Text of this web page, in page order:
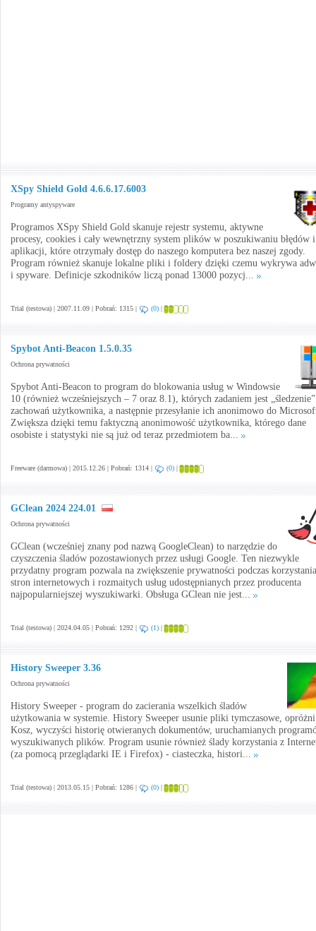
XSpy Shield Gold 4.6.6.17.6003
Programy antyspyware
Programos XSpy Shield Gold skanuje rejestr systemu, aktywne
procesy, cookies i cały wewnętrzny system plików w poszukiwaniu błędów i
aplikacji, które otrzymały dostęp do naszego komputera bez naszej zgody.
Program również skanuje lokalne pliki i foldery dzięki czemu wykrywa
i spyware. Definicje szkodników liczą ponad 13000 pozycj...
Trial (testowa) | 2007.11.09 | Pobrań: 1315 | (0) |
Spybot Anti-Beacon 1.5.0.35
Ochrona prywatności
Spybot Anti-Beacon to program do blokowania usług w Windowsie
10 (również wcześniejszych – 7 oraz 8.1), których zadaniem jest „śledzenie”
zachowań użytkownika, a następnie przesyłanie ich anonimowo do
Zwiększa dzięki temu faktyczną anonimowość użytkownika, którego dane
osobiste i statystyki nie są już od teraz przedmiotem ba...
Freeware (darmowa) | 2015.12.26 | Pobrań: 1314 | (0) |
GClean 2024 224.01
Ochrona prywatności
GClean (wcześniej znany pod nazwą GoogleClean) to narzędzie do
czyszczenia śladów pozostawionych przez usługi Google. Ten niezwykle
przydatny program pozwala na zwiększenie prywatności podczas
stron internetowych i rozmaitych usług udostępnianych przez producenta
najpopularniejszej wyszukiwarki. Obsługa GClean nie jest...
Trial (testowa) | 2024.04.05 | Pobrań: 1292 | (1) |
History Sweeper 3.36
Ochrona prywatności
History Sweeper - program do zacierania wszelkich śladów
użytkowania w systemie. History Sweeper usunie pliki tymczasowe, opróżni
Kosz, wyczyści historię otwieranych dokumentów, uruchamianych
wyszukiwanych plików. Program usunie również ślady korzystania z
(za pomocą przeglądarki IE i Firefox) - ciasteczka, histori...
Trial (testowa) | 2013.05.15 | Pobrań: 1286 | (0) |